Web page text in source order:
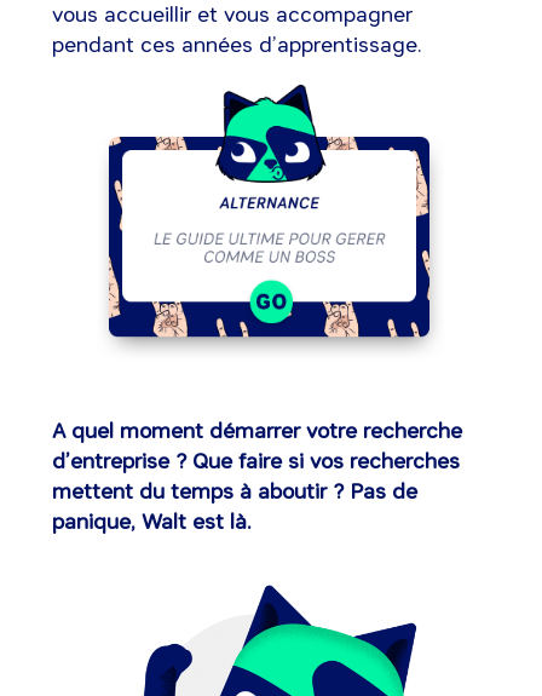
vous accueillir et vous accompagner
pendant ces années d’apprentissage.
A quel moment démarrer votre recherche
d’entreprise ? Que faire si vos recherches
mettent du temps à aboutir ? Pas de
panique, Walt est là.